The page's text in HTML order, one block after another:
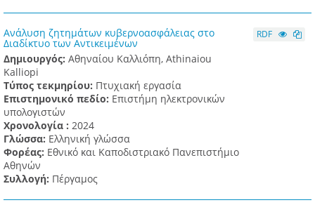
Ανάλυση ζητημάτων κυβερνοασφάλειας στο
Διαδίκτυο των Αντικειμένων
Δημιουργός: Αθηναίου Καλλιόπη, Athinaiou
Kalliopi
Τύπος τεκμηρίου: Πτυχιακή εργασία
Επιστημονικό πεδίο: Επιστήμη ηλεκτρονικών
υπολογιστών
Χρονολογία : 2024
Γλώσσα: Ελληνική γλώσσα
Φορέας: Εθνικό και Καποδιστριακό Πανεπιστήμιο
Αθηνών
Συλλογή: Πέργαμος
RDF